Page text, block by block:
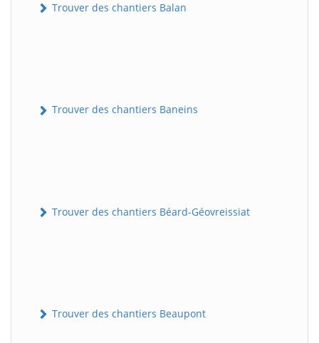
Trouver des chantiers Balan
Trouver des chantiers Baneins
Trouver des chantiers Béard-Géovreissiat
Trouver des chantiers Beaupont